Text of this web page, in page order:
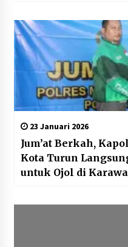
23 Januari 2026
Jum’at Berkah,
Kota Turun
untuk Ojol di